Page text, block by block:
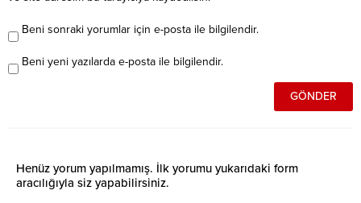
Beni sonraki yorumlar için e-posta ile bilgilendir.
Beni yeni yazılarda e-posta ile bilgilendir.
Henüz yorum yapılmamış. İlk yorumu yukarıdaki form
aracılığıyla siz yapabilirsiniz.